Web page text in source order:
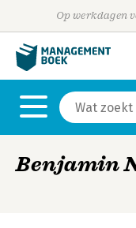
Op werkdagen
Benjamin